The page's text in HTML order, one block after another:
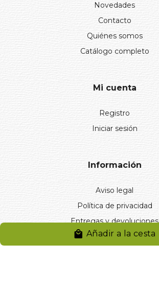
Añadir a la cesta
Novedades
Contacto
Quiénes somos
Catálogo completo
Mi cuenta
Registro
Iniciar sesión
Información
Aviso legal
Política de privacidad
Entregas y devoluciones
Desistimiento